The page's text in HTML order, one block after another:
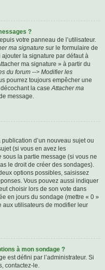
?
votre panneau de l’utilisateur.
ma signature sur le formulaire de
la signature par défaut à
ma signature » à partir du
du forum --> Modifier les
pourrez toujours empêcher une
décochant la caseAttacher ma
message.
d’un nouveau sujet ou
(si vous en avez les
sous la partie message (si vous ne
le droit de créer des sondages).
options possibles, saisissez
Vous pouvez aussi indiquer
choisir lors de son vote dans
en jours du sondage (mettre « 0 »
aux utilisateurs de modifier leur
à mon sondage ?
est défini par l’administrateur. Si
contactez-le.